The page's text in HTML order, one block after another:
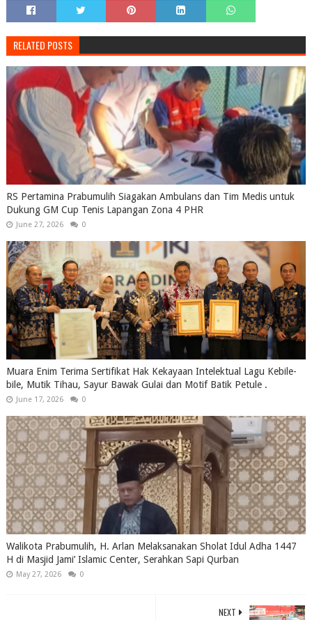
RELATED POSTS
RS Pertamina Prabumulih Siagakan Ambulans dan Tim Medis untuk
Dukung GM Cup Tenis Lapangan Zona 4 PHR
June 27, 2026 0
Muara Enim Terima Sertifikat Hak Kekayaan Intelektual Lagu Kebile-
bile, Mutik Tihau, Sayur Bawak Gulai dan Motif Batik Petule .
June 17, 2026 0
Walikota Prabumulih, H. Arlan Melaksanakan Sholat Idul Adha 1447
H di Masjid Jami’ Islamic Center, Serahkan Sapi Qurban
May 27, 2026 0
NEXT